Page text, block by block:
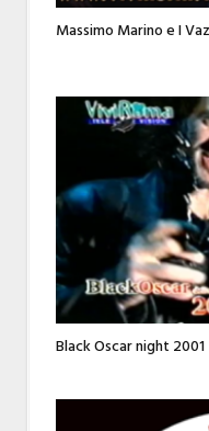
Massimo Marino e I
Black Oscar night 2001